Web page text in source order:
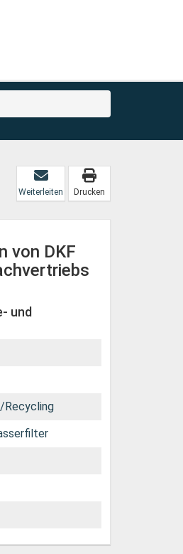
Weiterleiten Drucken
von DKF
und
Recycling